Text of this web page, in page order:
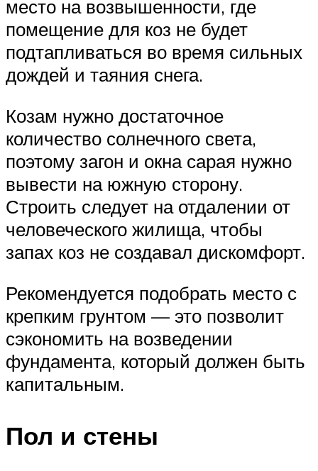
место на возвышенности, где
помещение для коз не будет
подтапливаться во время сильных
дождей и таяния снега.
Козам нужно достаточное
количество солнечного света,
поэтому загон и окна сарая нужно
вывести на южную сторону.
Строить следует на отдалении от
человеческого жилища, чтобы
запах коз не создавал дискомфорт.
Рекомендуется подобрать место с
крепким грунтом — это позволит
сэкономить на возведении
фундамента, который должен быть
капитальным.
Пол и стены